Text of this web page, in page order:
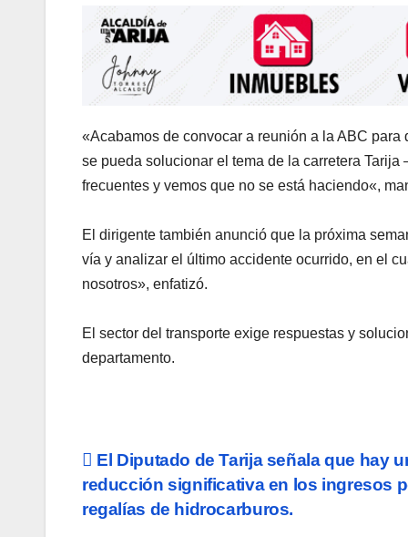
«Acabamos de convocar a reunión a la ABC
se pueda solucionar el tema de la carretera
frecuentes y vemos que no se está haciendo«,
El dirigente también anunció que la próxima
vía y analizar el último accidente ocurrido, en el
nosotros», enfatizó.
El sector del transporte exige respuestas y
departamento.
Navegación
de
El Diputado de Tarija señala que hay
reducción significativa en los ingresos
regalías de hidrocarburos.